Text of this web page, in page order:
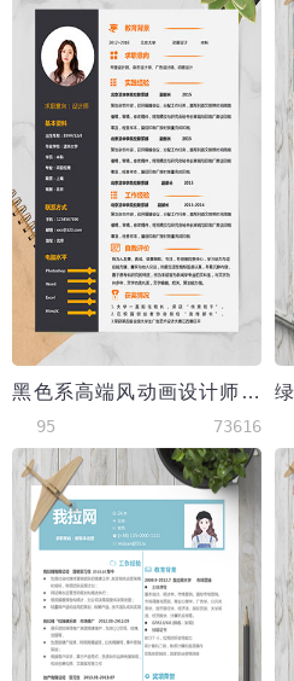
黑色系高端风动画设计师个人简历模板
95 73616